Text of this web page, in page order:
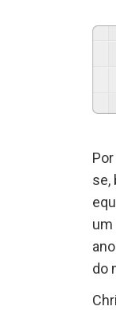
se,
um
do